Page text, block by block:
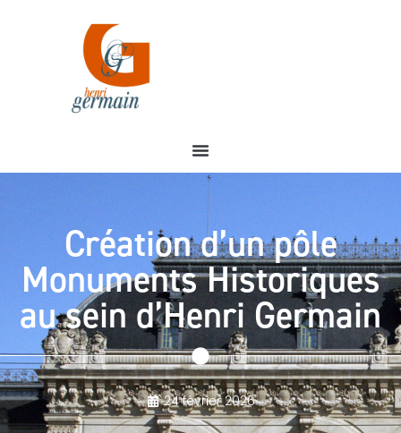
Création d’un pôle
Monuments Historiques
au sein d’Henri Germain
24 février 2026